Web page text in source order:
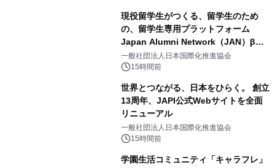
現役留学生がつくる、留学生のため
の、留学生専用プラットフォーム
Japan Alumni Network（JAN）β版
をリリース
一般社団法人日本国際化推進協会
15時間前
世界とつながる、日本をひらく。 創立
13周年、JAPI公式Webサイトを全面
リニューアル
一般社団法人日本国際化推進協会
15時間前
学園生活コミュニティ「キャラフレ」